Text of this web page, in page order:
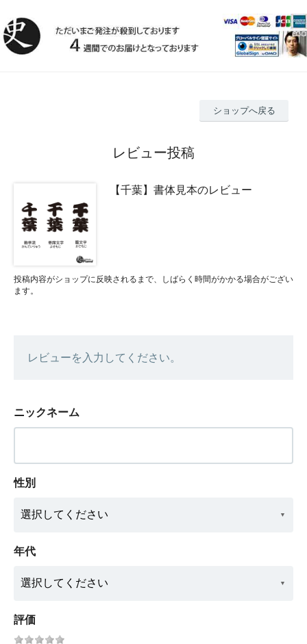
ショップへ戻る
レビュー投稿
【千葉】書体見本のレビュー
投稿内容がショップに反映されるまで、しばらく時間がかかる場合がござい
ます。
レビューを入力してください。
ニックネーム
性別
年代
評価